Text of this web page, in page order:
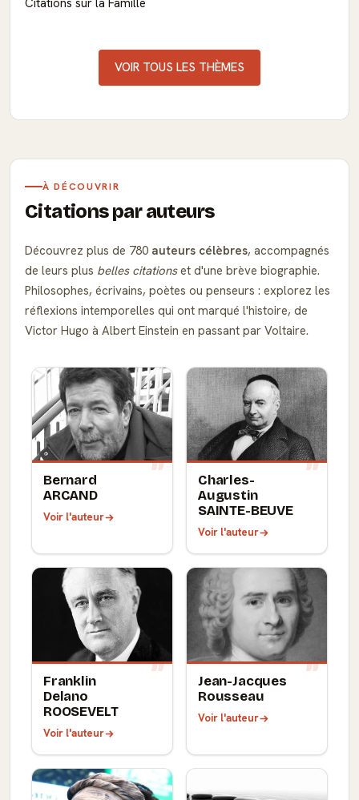
VOIR TOUS LES THÈMES
À DÉCOUVRIR
Citations par auteurs
Découvrez plus de 780 auteurs célèbres, accompagnés
de leurs plus belles citationset d'une brève biographie.
Philosophes, écrivains, poètes ou penseurs : explorez les
réflexions intemporelles qui ont marqué l'histoire, de
Victor Hugo à Albert Einstein en passant par Voltaire.
Bernard
ARCAND
Voir l'auteur
Charles-
Augustin
SAINTE-BEUVE
Voir l'auteur
Franklin
Delano
ROOSEVELT
Voir l'auteur
Jean-Jacques
Rousseau
Voir l'auteur